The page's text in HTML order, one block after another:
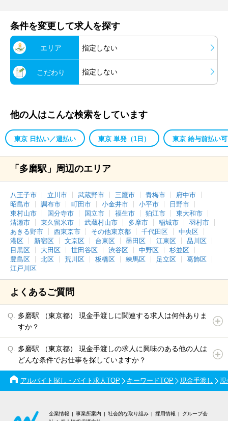
条件を変更して求人を探す
エリア 指定しない
こだわり 指定しない
他の人はこんな検索をしています
東京 日払い／週払い 東京 単発（1日） 東京 給与前払い可
「多磨駅」周辺のエリア
八王子市 立川市 武蔵野市 三鷹市 青梅市
府中市
昭島市
調布市 町田市 小金井市 小平市
日野市
東村山市
国分寺市 国立市 福生市 狛江市
東大和市
清瀬市
東久留米市 武蔵村山市 多摩市 稲城市
羽村市
あきる野市
西東京市 その他東京都 千代田区
中央区
港区
新宿区 文京区 台東区 墨田区 江東区
品川区
目黒区
大田区 世田谷区 渋谷区 中野区
杉並区
豊島区
北区 荒川区 板橋区 練馬区 足立区
葛飾区
江戸川区
よくあるご質問
多磨駅 （東京都） 現金手渡しに関連する求人は何件ありま
すか？
多磨駅 （東京都） 現金手渡しの求人に興味のある他の人は
どんな条件でお仕事を探していますか？
アルバイト探し・バイト求人TOP キーワードTOP 現金手渡し 現
企業情報 事業所案内 社会的な取り組み 採用情報
グループ会